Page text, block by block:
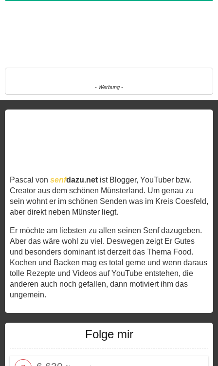
- Werbung -
Pascal von senfdazu.net ist Blogger, YouTuber bzw.
Creator aus dem schönen Münsterland. Um genau zu
sein wohnt er im schönen Senden was im Kreis Coesfeld,
aber direkt neben Münster liegt.
Er möchte am liebsten zu allen seinen Senf dazugeben.
Aber das wäre wohl zu viel. Deswegen zeigt Er Gutes
und besonders dominant ist derzeit das Thema Food.
Kochen und Backen mag es total gerne und wenn daraus
tolle Rezepte und Videos auf YouTube entstehen, die
anderen auch noch gefallen, dann motiviert ihm das
ungemein.
Folge mir